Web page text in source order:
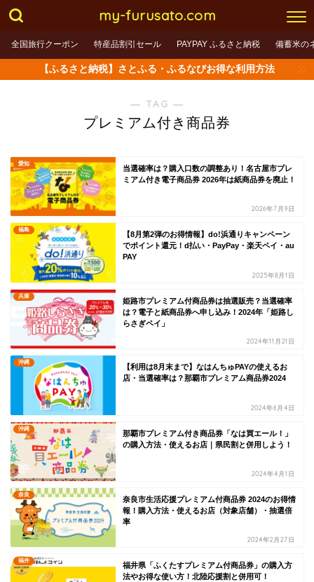
my-furusato.com
全国旅行クーポン 特産品割引セール PAYPAY ふるさと納税 備蓄米の
【ふるさと納税】さとふる・ふるなびお得な利用方法
― TAG ―
プレミアム付き商品券
愛知
当選確率は？購入口数の調整あり！名古屋市プレ
ミアム付き電子商品券 2026年は紙商品券を廃止！
2026年7月9日
福島
【8月第2弾のお得情報】do!浜通りキャンペーン
でポイント還元！d払い・PayPay・楽天ペイ・au
PAY
2025年8月1日
兵庫
姫路市プレミアム付商品券は抽選販売？当選確率
は？電子と紙商品券へ申し込み！2024年「姫路し
らさぎペイ」
2024年11月21日
沖縄
【利用は8月末まで】なはんちゅPAYの使えるお
店・当選確率は？那覇市プレミアム商品券2024
2024年6月4日
沖縄
那覇市プレミアム付き商品券「なは買エール！」
の購入方法・使えるお店｜県民割と併用しよう！
2024年4月1日
奈良
奈良市生活応援プレミアム付商品券 2024のお得情
報！購入方法・使えるお店（対象店舗）・抽選倍
率
2024年2月27日
福井
福井県「ふくたすプレミアム付商品券」の購入方
法やお得な使い方！北陸応援割と併用可！